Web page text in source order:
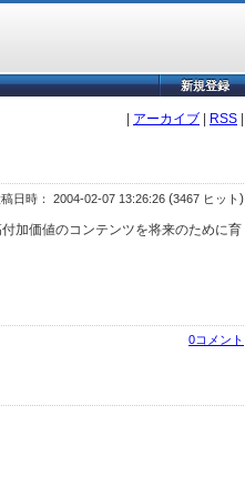
新規登録
アーカイブ RSS
日時： 2004-02-07 13:26:26 (3467 ヒット)
加価値のコンテンツを将来のために育
0コメント